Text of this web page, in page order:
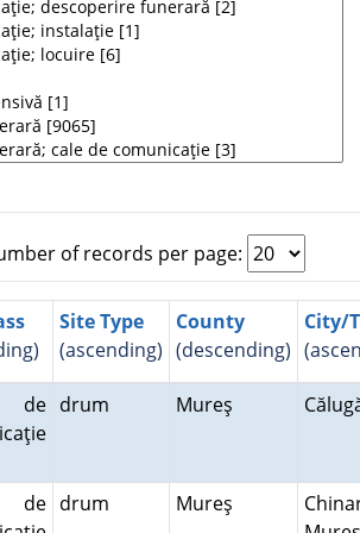
of records per page:
Site Type
(ascending)
County
(descending)
City/
de drum Mureş
de drum Mureş